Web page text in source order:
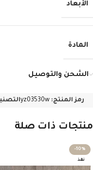
الأبعاد
المادة
الشحن والتوصيل
رمز المنتج:yz03530w
منتجات ذات صلة
-10%
نفذ